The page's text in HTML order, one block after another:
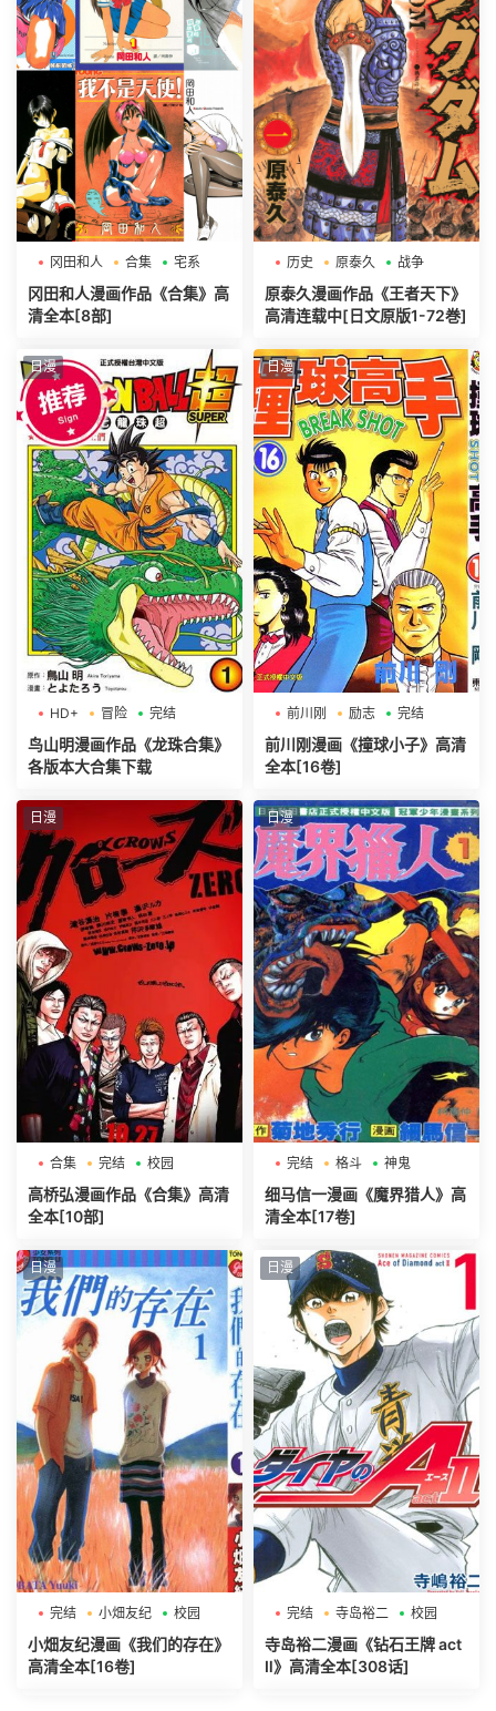
冈田和人 合集 宅系
冈田和人漫画作品《合集》高
清全本[8部]
历史 原泰久 战争
原泰久漫画作品《王者天下》
高清连载中[日文原版1-72巻]
日漫
HD+ 冒险 完结
鸟山明漫画作品《龙珠合集》
各版本大合集下载
日漫
前川刚 励志 完结
前川刚漫画《撞球小子》高清
全本[16卷]
日漫
合集 完结 校园
高桥弘漫画作品《合集》高清
全本[10部]
日漫
完结 格斗 神鬼
细马信一漫画《魔界猎人》高
清全本[17卷]
日漫
完结 小畑友纪 校园
小畑友纪漫画《我们的存在》
高清全本[16卷]
日漫
完结 寺岛裕二 校园
寺岛裕二漫画《钻石王牌 act
Ⅱ》高清全本[308话]